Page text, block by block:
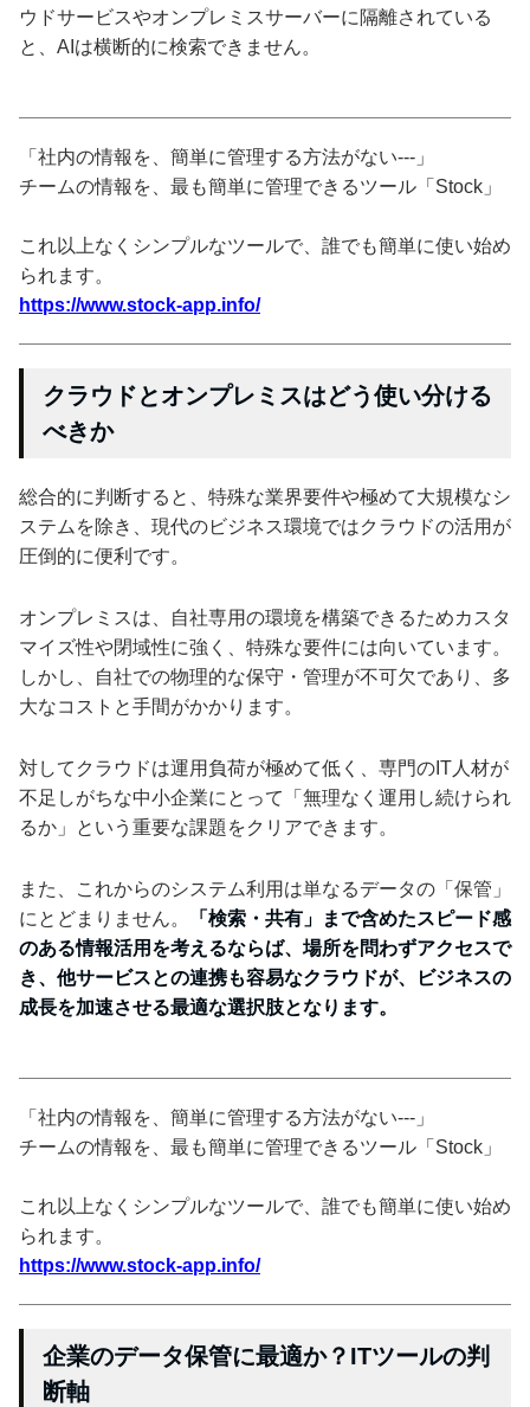
ウドサービスやオンプレミスサーバーに隔離されている
と、AIは横断的に検索できません。
「社内の情報を、簡単に管理する方法がない---」
チームの情報を、最も簡単に管理できるツール「Stock」
これ以上なくシンプルなツールで、誰でも簡単に使い始め
られます。
https://www.stock-app.info/
クラウドとオンプレミスはどう使い分ける
べきか
総合的に判断すると、特殊な業界要件や極めて大規模なシ
ステムを除き、現代のビジネス環境ではクラウドの活用が
圧倒的に便利です。
オンプレミスは、自社専用の環境を構築できるためカスタ
マイズ性や閉域性に強く、特殊な要件には向いています。
しかし、自社での物理的な保守・管理が不可欠であり、多
大なコストと手間がかかります。
対してクラウドは運用負荷が極めて低く、専門のIT人材が
不足しがちな中小企業にとって「無理なく運用し続けられ
るか」という重要な課題をクリアできます。
また、これからのシステム利用は単なるデータの「保管」
にとどまりません。
「検索・共有」まで含めたスピード感
のある情報活用を考えるならば、場所を問わずアクセスで
き、他サービスとの連携も容易なクラウドが、ビジネスの
成長を加速させる最適な選択肢となります。
「社内の情報を、簡単に管理する方法がない---」
チームの情報を、最も簡単に管理できるツール「Stock」
これ以上なくシンプルなツールで、誰でも簡単に使い始め
られます。
https://www.stock-app.info/
企業のデータ保管に最適か？ITツールの判
断軸